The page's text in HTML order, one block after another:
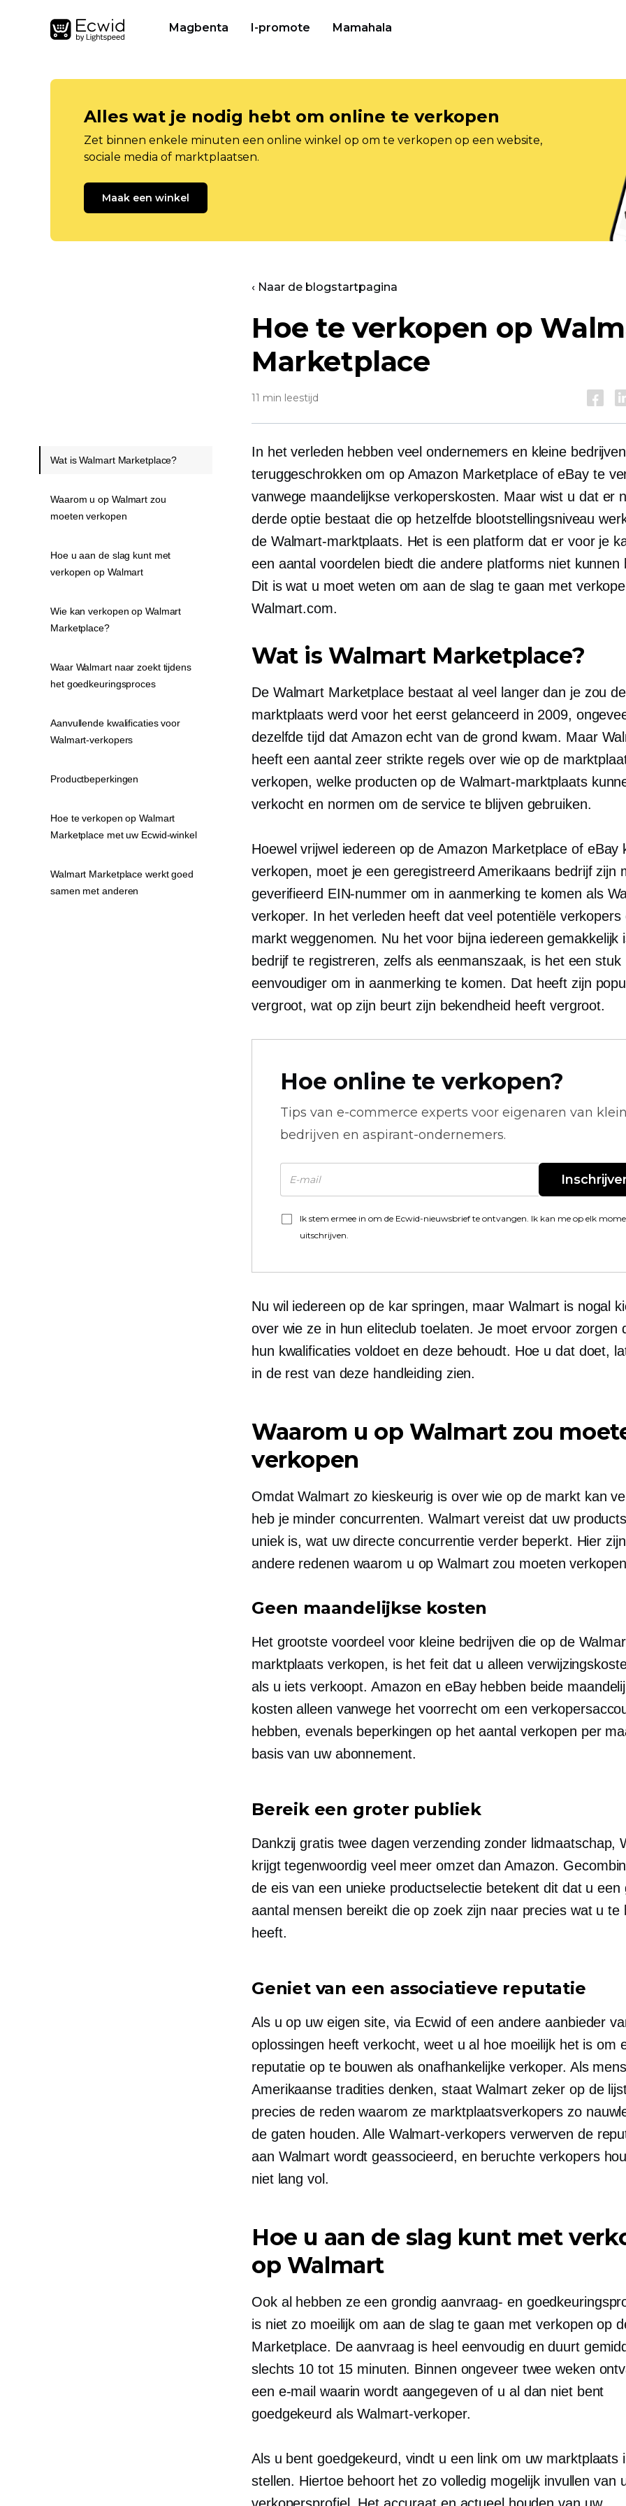
Magbenta I-promote Mamahala
Alles wat je nodig hebt om online te verkopen
Zet binnen enkele minuten een online winkel op om te verkopen op een website,
sociale media of marktplaatsen.
Maak een winkel
‹ Naar de blogstartpagina
Hoe te verkopen op
Marketplace
11 min leestijd
In het verleden hebben veel ondernemers en kleine
teruggeschrokken om op Amazon Marketplace of eBay te
vanwege maandelijkse verkoperskosten. Maar wist u dat er
derde optie bestaat die op hetzelfde blootstellingsniveau
de Walmart-marktplaats. Het is een platform dat er voor je
een aantal voordelen biedt die andere platforms niet kunnen
Dit is wat u moet weten om aan de slag te gaan met
Walmart.com.
Wat is Walmart Marketplace?
De Walmart Marketplace bestaat al veel langer dan je zou
marktplaats werd voor het eerst gelanceerd in 2009,
dezelfde tijd dat Amazon echt van de grond kwam. Maar
heeft een aantal zeer strikte regels over wie op de
verkopen, welke producten op de Walmart-marktplaats
verkocht en normen om de service te blijven gebruiken.
Hoewel vrijwel iedereen op de Amazon Marketplace of eBay
verkopen, moet je een geregistreerd Amerikaans bedrijf zijn
geverifieerd EIN-nummer om in aanmerking te komen als
verkoper. In het verleden heeft dat veel potentiële verkopers
markt weggenomen. Nu het voor bijna iedereen gemakkelijk
bedrijf te registreren, zelfs als eenmanszaak, is het een stuk
eenvoudiger om in aanmerking te komen. Dat heeft zijn
vergroot, wat op zijn beurt zijn bekendheid heeft vergroot.
Hoe online te verkopen?
Tips van e-commerce experts voor eigenaren van
bedrijven en aspirant-ondernemers.
Ik stem ermee in om de Ecwid-nieuwsbrief te ontvangen. Ik kan me op elk
uitschrijven.
Nu wil iedereen op de kar springen, maar Walmart is nogal
over wie ze in hun eliteclub toelaten. Je moet ervoor zorgen
hun kwalificaties voldoet en deze behoudt. Hoe u dat doet,
in de rest van deze handleiding zien.
Waarom u op Walmart zou
verkopen
Omdat Walmart zo kieskeurig is over wie op de markt kan
heb je minder concurrenten. Walmart vereist dat uw
uniek is, wat uw directe concurrentie verder beperkt. Hier
andere redenen waarom u op Walmart zou moeten
Geen maandelijkse kosten
Het grootste voordeel voor kleine bedrijven die op de
marktplaats verkopen, is het feit dat u alleen
als u iets verkoopt. Amazon en eBay hebben beide
kosten alleen vanwege het voorrecht om een
hebben, evenals beperkingen op het aantal verkopen per
basis van uw abonnement.
Bereik een groter publiek
Dankzij gratis twee dagen verzending zonder lidmaatschap,
krijgt tegenwoordig veel meer omzet dan Amazon.
de eis van een unieke productselectie betekent dit dat u een
aantal mensen bereikt die op zoek zijn naar precies wat u te
heeft.
Geniet van een associatieve reputatie
Als u op uw eigen site, via Ecwid of een andere aanbieder
oplossingen heeft verkocht, weet u al hoe moeilijk het is om
reputatie op te bouwen als onafhankelijke verkoper. Als
Amerikaanse tradities denken, staat Walmart zeker op de
precies de reden waarom ze marktplaatsverkopers zo
de gaten houden. Alle Walmart-verkopers verwerven de
aan Walmart wordt geassocieerd, en beruchte verkopers
niet lang vol.
Hoe u aan de slag kunt met
op Walmart
Ook al hebben ze een grondig aanvraag- en
is niet zo moeilijk om aan de slag te gaan met verkopen op
Marketplace. De aanvraag is heel eenvoudig en duurt
slechts 10 tot 15 minuten. Binnen ongeveer twee weken
een e-mail waarin wordt aangegeven of u al dan niet bent
goedgekeurd als Walmart-verkoper.
Als u bent goedgekeurd, vindt u een link om uw marktplaats
stellen. Hiertoe behoort het zo volledig mogelijk invullen van
Wat is Walmart Marketplace?
Waarom u op Walmart zou
moeten verkopen
Hoe u aan de slag kunt met
verkopen op Walmart
Wie kan verkopen op Walmart
Marketplace?
Waar Walmart naar zoekt tijdens
het goedkeuringsproces
Aanvullende kwalificaties voor
Walmart-verkopers
Productbeperkingen
Hoe te verkopen op Walmart
Marketplace met uw Ecwid-winkel
Walmart Marketplace werkt goed
samen met anderen